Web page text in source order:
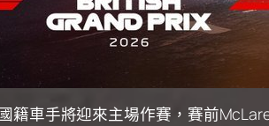
籍車手將迎來主場作賽，賽前